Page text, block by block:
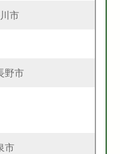
市
野市
市